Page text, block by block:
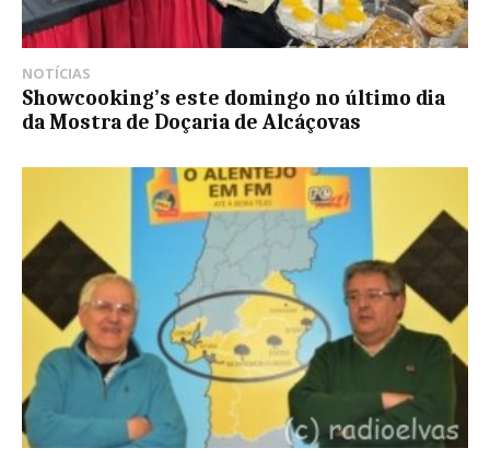
NOTÍCIAS
Showcooking’s este domingo no último dia
da Mostra de Doçaria de Alcáçovas